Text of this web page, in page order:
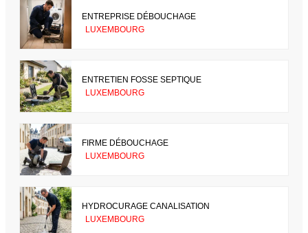
ENTREPRISE DÉBOUCHAGE
LUXEMBOURG
ENTRETIEN FOSSE SEPTIQUE
LUXEMBOURG
FIRME DÉBOUCHAGE
LUXEMBOURG
HYDROCURAGE CANALISATION
LUXEMBOURG